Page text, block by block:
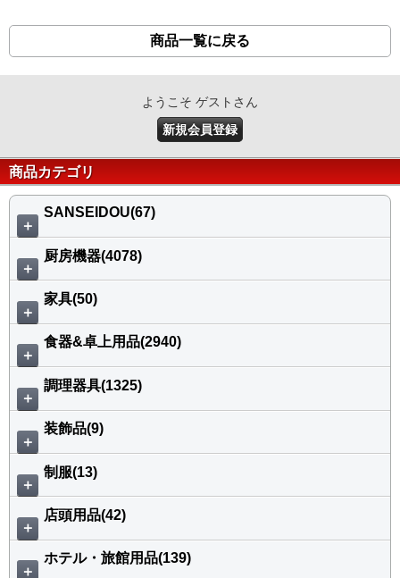
商品一覧に戻る
ようこそ ゲストさん
新規会員登録
商品カテゴリ
＋
SANSEIDOU(67)
＋
厨房機器(4078)
＋
家具(50)
＋
食器&卓上用品(2940)
＋
調理器具(1325)
＋
装飾品(9)
＋
制服(13)
＋
店頭用品(42)
＋
ホテル・旅館用品(139)